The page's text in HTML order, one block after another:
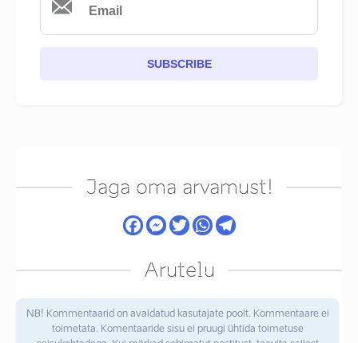
SUBSCRIBE
Jaga oma arvamust!
Arutelu
NB! Kommentaarid on avaldatud kasutajate poolt. Kommentaare ei
toimetata. Komentaaride sisu ei pruugi ühtida toimetuse